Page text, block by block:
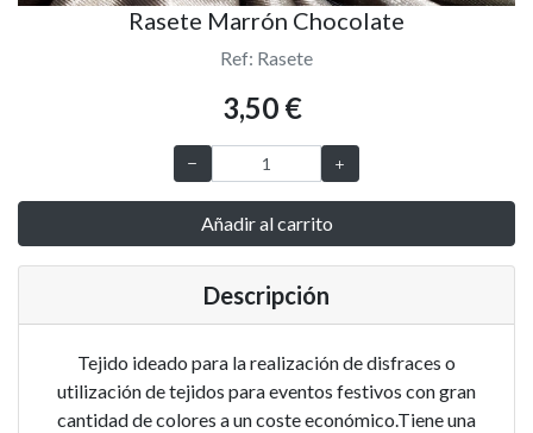
Rasete Marrón Chocolate
Ref: Rasete
3,50 €
Añadir al carrito
Descripción
Tejido ideado para la realización de disfraces o
utilización de tejidos para eventos festivos con gran
cantidad de colores a un coste económico.Tiene una